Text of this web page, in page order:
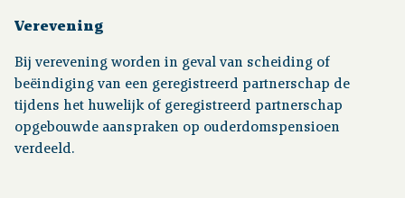
Verevening
Bij verevening worden in geval van scheiding of
beëindiging van een geregistreerd partnerschap de
tijdens het huwelijk of geregistreerd partnerschap
opgebouwde aanspraken op ouderdomspensioen
verdeeld.